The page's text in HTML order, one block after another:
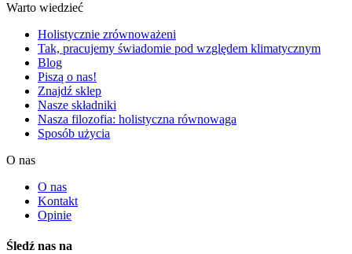
Warto wiedzieć
Holistycznie zrównoważeni
Tak, pracujemy świadomie pod względem klimatycznym
Blog
Piszą o nas!
Znajdź sklep
Nasze składniki
Nasza filozofia: holistyczna równowaga
Sposób użycia
O nas
O nas
Kontakt
Opinie
Śledź nas na